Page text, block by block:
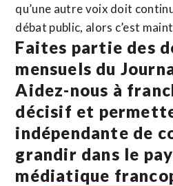
qu’une autre voix doit
débat public, alors c’est
Faites partie des
mensuels du
Aidez-nous à
décisif et
indépendante de
grandir dans le
médiatique